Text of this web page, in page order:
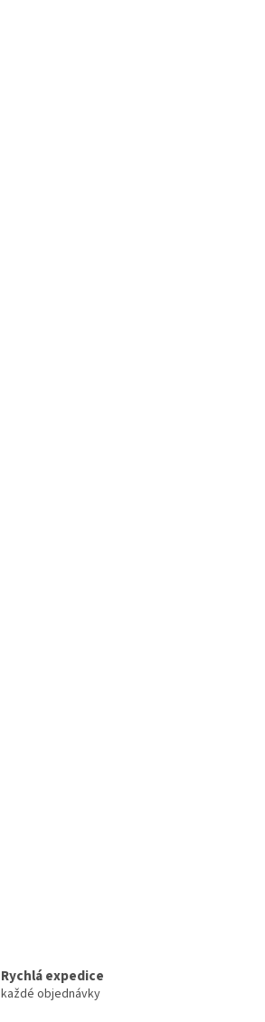
Rychlá expedice
každé objednávky